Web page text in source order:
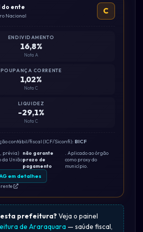
do ente
Nacional
C
ENDIVIDAMENTO
16,8%
Nota A
POUPANÇA CORRENTE
1,02%
Nota C
LIQUIDEZ
-29,1%
Nota C
contábil/fiscal (ICF/Siconfi): BICF
prévia)
da União
não garante
prazo de
pagamento
. Aplicado ao órgão
como proxy do
município.
em detalhes
prefeitura? Veja o painel
de Araraquara — saúde fiscal,